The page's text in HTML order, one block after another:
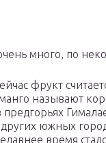
много, по
фрукт
называют
предгорьях
южных
время